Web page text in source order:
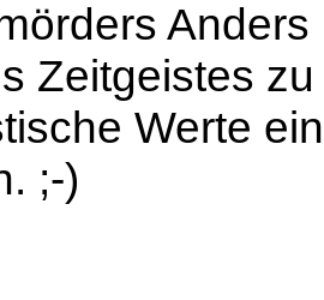
Zeitgeistes
Werte
;-)